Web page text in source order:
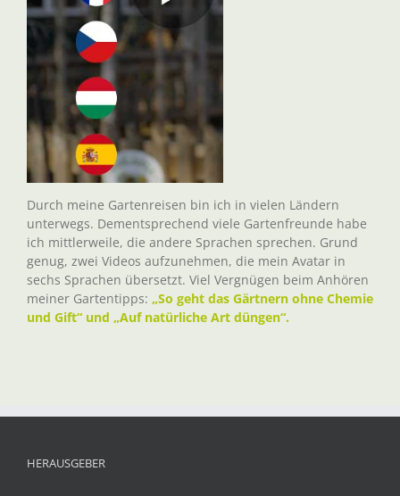
Durch meine Gartenreisen bin ich in vielen Ländern
unterwegs. Dementsprechend viele Gartenfreunde habe
ich mittlerweile, die andere Sprachen sprechen. Grund
genug, zwei Videos aufzunehmen, die mein Avatar in
sechs Sprachen übersetzt. Viel Vergnügen beim Anhören
meiner Gartentipps: „So geht das Gärtnern ohne Chemie
und Gift“ und „Auf natürliche Art düngen“.
HERAUSGEBER